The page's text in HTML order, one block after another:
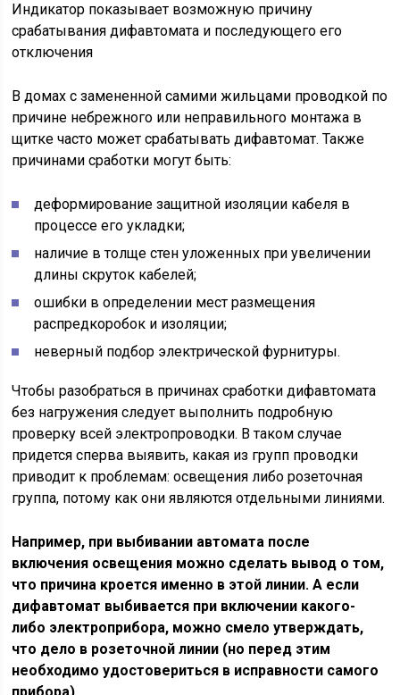
Индикатор показывает возможную причину
срабатывания дифавтомата и последующего его
отключения
В домах с замененной самими жильцами проводкой по
причине небрежного или неправильного монтажа в
щитке часто может срабатывать дифавтомат. Также
причинами сработки могут быть:
деформирование защитной изоляции кабеля в
процессе его укладки;
наличие в толще стен уложенных при увеличении
длины скруток кабелей;
ошибки в определении мест размещения
распредкоробок и изоляции;
неверный подбор электрической фурнитуры.
Чтобы разобраться в причинах сработки дифавтомата
без нагружения следует выполнить подробную
проверку всей электропроводки. В таком случае
придется сперва выявить, какая из групп проводки
приводит к проблемам: освещения либо розеточная
группа, потому как они являются отдельными линиями.
Например, при выбивании автомата после
включения освещения можно сделать вывод о том,
что причина кроется именно в этой линии. А если
дифавтомат выбивается при включении какого-
либо электроприбора, можно смело утверждать,
что дело в розеточной линии (но перед этим
необходимо удостовериться в исправности самого